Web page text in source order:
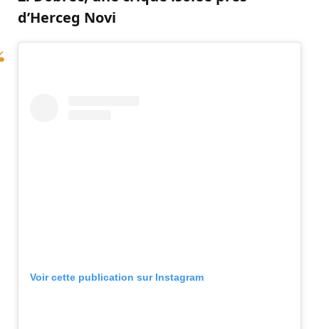
d’Herceg Novi
Voir cette publication sur Instagram